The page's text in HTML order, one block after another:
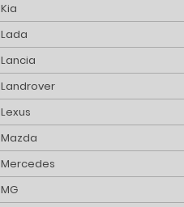
Kia
Lada
Lancia
Landrover
Lexus
Mazda
Mercedes
MG